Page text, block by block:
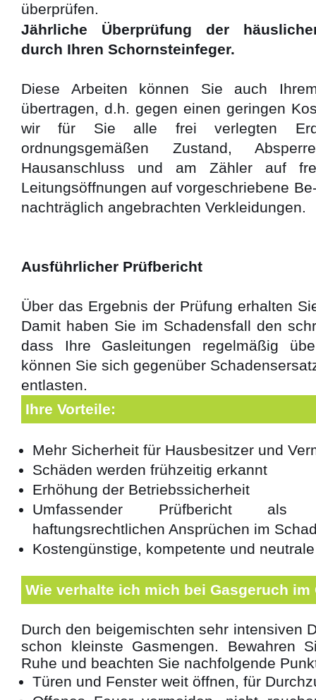
überprüfen.
Jährliche Überprüfung der
durch Ihren Schornsteinfeger.
Diese Arbeiten können Sie auch
übertragen, d.h. gegen einen geringen
wir für Sie alle frei verlegten
ordnungsgemäßen Zustand,
Hausanschluss und am Zähler auf
Leitungsöffnungen auf vorgeschriebene
nachträglich angebrachten Verkleidungen.
Ausführlicher Prüfbericht
Über das Ergebnis der Prüfung erhalten
Damit haben Sie im Schadensfall den
dass Ihre Gasleitungen regelmäßig
können Sie sich gegenüber
entlasten.
Ihre Vorteile:
Mehr Sicherheit für Hausbesitzer und
Schäden werden frühzeitig erkannt
Erhöhung der Betriebssicherheit
Umfassender Prüfbericht als
haftungsrechtlichen Ansprüchen im
Kostengünstige, kompetente und
Wie verhalte ich mich bei Gasgeruch im
Durch den beigemischten sehr intensiven
schon kleinste Gasmengen. Bewahren
Ruhe und beachten Sie nachfolgende
Türen und Fenster weit öffnen, für